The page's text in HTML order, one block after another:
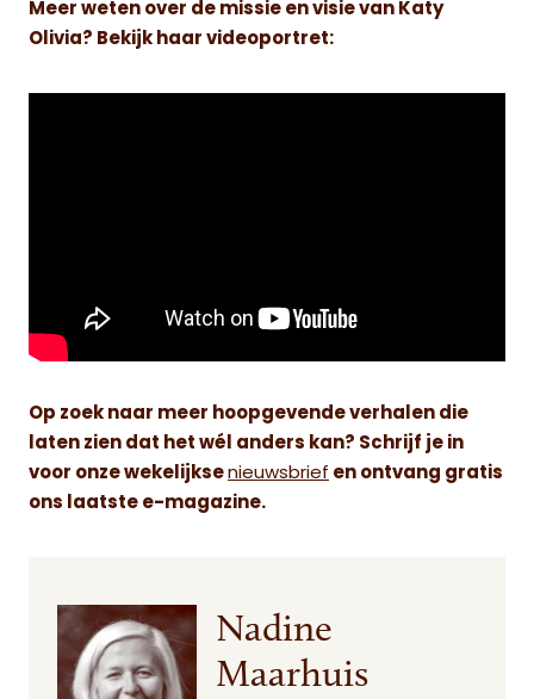
Meer weten over de missie en visie van Katy
Olivia? Bekijk haar videoportret:
Op zoek naar meer hoopgevende verhalen die
laten zien dat het wél anders kan? Schrijf je in
voor onze wekelijkse nieuwsbrief en ontvang gratis
ons laatste e-magazine.
Nadine
Maarhuis